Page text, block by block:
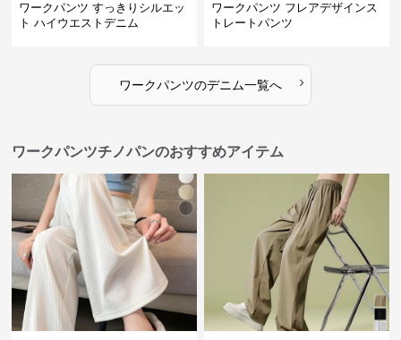
ワークパンツ すっきりシルエッ
ト ハイウエストデニム
ワークパンツ フレアデザインス
トレートパンツ
ワークパンツのデニム一覧へ ›
ワークパンツチノパンのおすすめアイテム